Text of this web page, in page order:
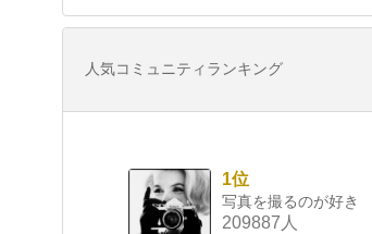
人気コミュニティランキング
1位
写真を撮るのが好き
209887人